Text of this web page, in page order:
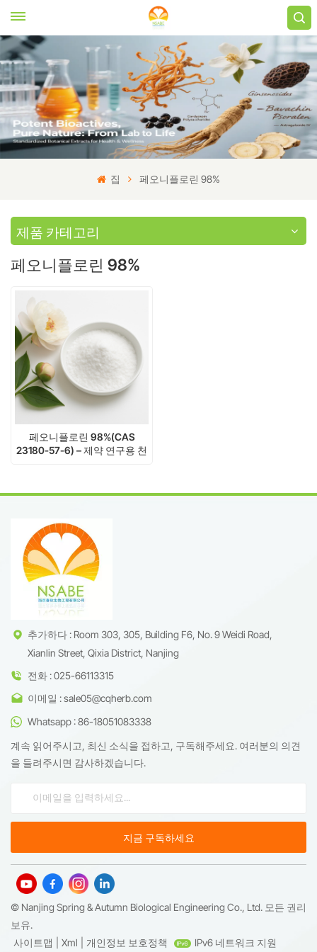
집 페오니플로린 98%
제품 카테고리
페오니플로린 98%
페오니플로린 98%(CAS
23180-57-6) – 제약 연구용 천
추가하다 : Room 303, 305, Building F6, No. 9 Weidi Road,
Xianlin Street, Qixia District, Nanjing
전화 : 025-66113315
이메일 : sale05@cqherb.com
Whatsapp : 86-18051083338
계속 읽어주시고, 최신 소식을 접하고, 구독해주세요. 여러분의 의견
을 들려주시면 감사하겠습니다.
© Nanjing Spring & Autumn Biological Engineering Co., Ltd. 모든 권리
보유.
사이트맵
Xml 개인정보 보호정책 IPv6 네트워크 지원